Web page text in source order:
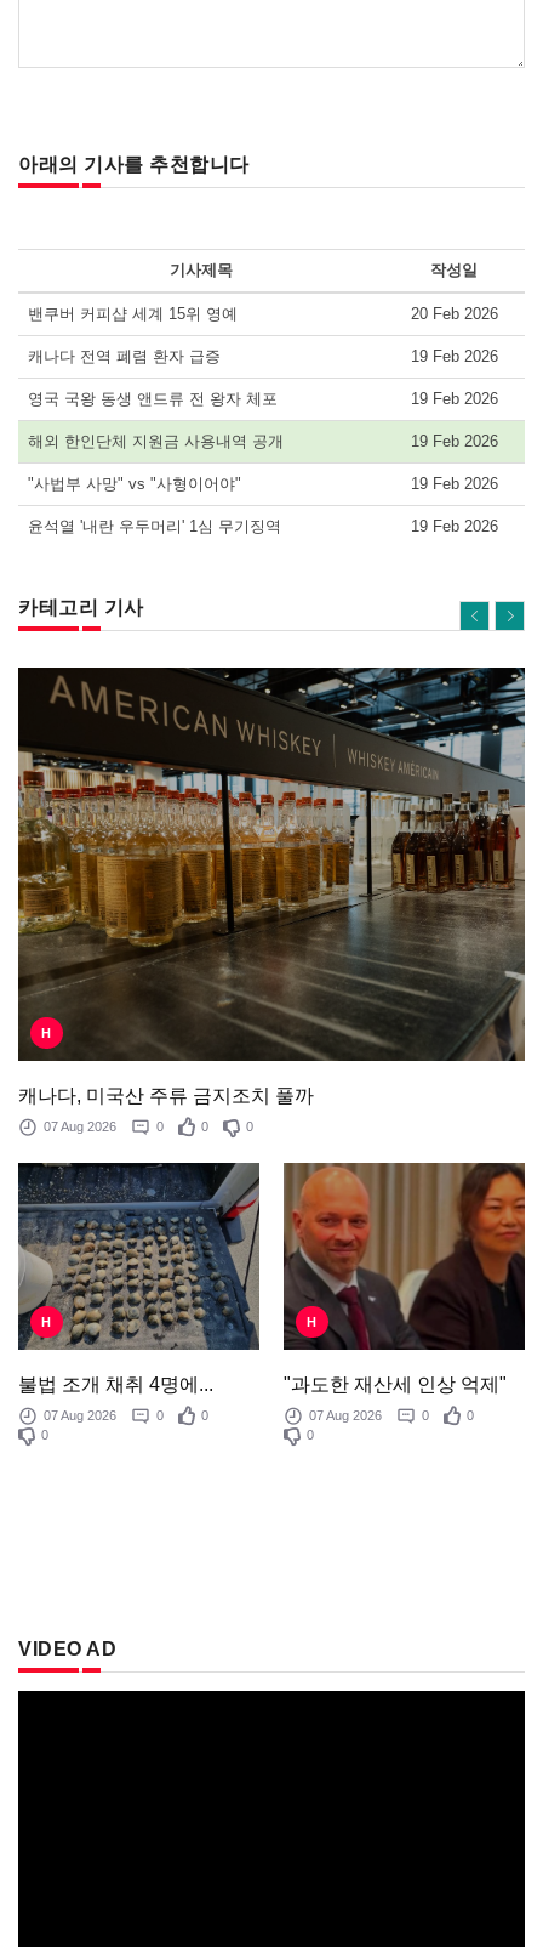
아래의 기사를 추천합니다
기사제목 작성일
밴쿠버 커피샵 세계 15위 영예 20 Feb 2026
캐나다 전역 폐렴 환자 급증 19 Feb 2026
영국 국왕 동생 앤드류 전 왕자 체포 19 Feb 2026
해외 한인단체 지원금 사용내역 공개 19 Feb 2026
"사법부 사망" vs "사형이어야" 19 Feb 2026
윤석열 '내란 우두머리' 1심 무기징역 19 Feb 2026
카테고리 기사
H
캐나다, 미국산 주류 금지조치 풀까
07 Aug 2026 0 0 0
H
불법 조개 채취 4명에...
07 Aug 2026 0
0
0
H
"과도한 재산세 인상 억제"
07 Aug 2026 0
0
0
VIDEO AD